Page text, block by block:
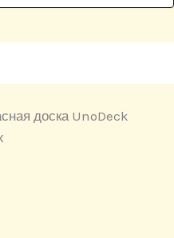
доска UnoDeck